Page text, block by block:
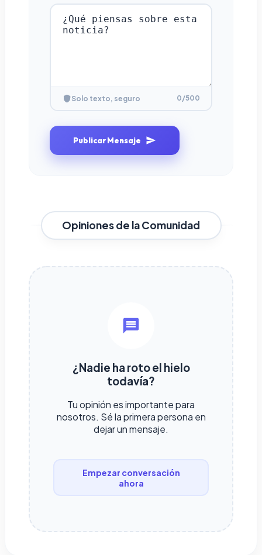
Solo texto, seguro 0/500
Publicar Mensaje
Opiniones de la Comunidad
¿Nadie ha roto el hielo
todavía?
Tu opinión es importante para
nosotros. Sé la primera persona en
dejar un mensaje.
Empezar conversación
ahora